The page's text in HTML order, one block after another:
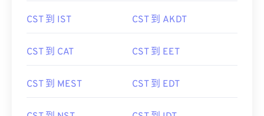
CST 到 IST CST 到 AKDT
CST 到 CAT CST 到 EET
CST 到 MEST CST 到 EDT